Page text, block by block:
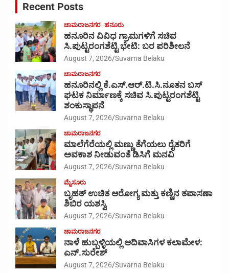
Recent Posts
ಚಾಮರಾಜನಗರ ಹನೂರು
ಹನೂರಿನ ವಿವಿಧ ಗ್ರಾಮಗಳಿಗೆ ಸಚಿವ
ಸಿ.ಪುಟ್ಟರಂಗಶೆಟ್ಟಿ ಭೇಟಿ: ಬರ ಪರಿಶೀಲನೆ
August 7, 2026 Suvarna Belaku
ಚಾಮರಾಜನಗರ
ಹನೂರಿನಲ್ಲಿ ಕೆ.ಎಸ್.ಆರ್.ಟಿ.ಸಿ.ನೂತನ ಬಸ್
ಘಟಕ ನಿರ್ಮಾಣಕ್ಕೆ ಸಚಿವ ಸಿ.ಪುಟ್ಟರಂಗಶೆಟ್ಟಿ
ಶಂಕುಸ್ಥಾಪನೆ
August 7, 2026 Suvarna Belaku
ಚಾಮರಾಜನಗರ
ಮಾಲೆಗೆರೆಯಲ್ಲಿ ಮಣ್ಣು ತೆಗೆಯಲು ರೈತರಿಗೆ
ಅವಕಾಶ ನೀಡುವಂತೆ ಡಿಸಿಗೆ ಮನವಿ
August 7, 2026 Suvarna Belaku
ಮೈಸೂರು
ಬೃಹತ್ ಉಚಿತ ಆರೋಗ್ಯ ಮತ್ತು ಕಣ್ಣಿನ ತಪಾಸಣಾ
ಶಿಬಿರ ಯಶಸ್ವಿ
August 7, 2026 Suvarna Belaku
ಚಾಮರಾಜನಗರ
ನಾಳೆ ಹುಬ್ಬಳ್ಳಿಯಲ್ಲಿ ಆದಿವಾಸಿಗಳ ಕಲಾಮೇಳ:
ಎನ್.ಸುರೇಶ್
August 7, 2026 Suvarna Belaku